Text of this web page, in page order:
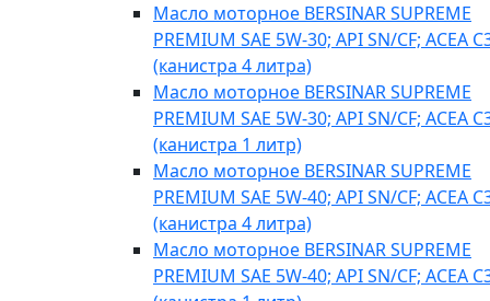
Масло моторное BERSINAR SUPREME
PREMIUM SAE 5W-30; API SN/CF; ACEA
(канистра 4 литра)
Масло моторное BERSINAR SUPREME
PREMIUM SAE 5W-30; API SN/CF; ACEA
(канистра 1 литр)
Масло моторное BERSINAR SUPREME
PREMIUM SAE 5W-40; API SN/CF; ACEA
(канистра 4 литра)
Масло моторное BERSINAR SUPREME
PREMIUM SAE 5W-40; API SN/CF; ACEA